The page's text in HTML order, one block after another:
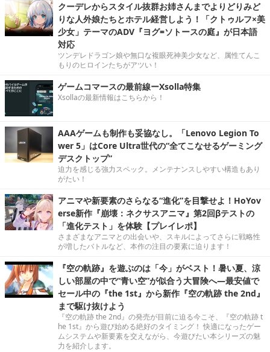
クーデレからスタイル抜群お姉さんまでよりどりみど
りな人外娘たちとホテル経営しよう！「クトゥルフ×美
少女」テーマのADV『ヨグ=ソトースの庭』が日本語
対応
ツンデレドラゴン娘や無口な複眼死神美少女など、属性てんこ
もりのヒロインたちがアツい！
ゲームコマースの最前線ーXsolla特集
Xsollaの最新情報はこちらから！
AAAゲームも制作も妥協なし。「Lenovo Legion To
wer 5」はCore Ultra世代の“全てこなせるゲーミング
デスクトップ”
迫力を感じる強力スペック。メンテナンスしやすい構造もあり
がたい！
アニマや新要素のさらなる“進化”を目撃せよ！HoYov
erse新作『崩壊：ネクサスアニマ』第2回βテストの
「進化テスト」を体験【プレイレポ】
さまざまなアニマとの出会いや、スキルによってさらに戦略性
が増したバトルなど、本作の注目の要素に迫ります！
『空の軌跡』を遊ぶのは「今」がベスト！暑い夏、涼
しい部屋の中で“青い空”が似合う大冒険へ―最安値で
セール中の『the 1st』から新作『空の軌跡 the 2nd』
まで駆け抜けよう
『空の軌跡 the 2nd』の発売が目前に迫る今こそ、『空の軌跡 t
he 1st』から遊び始める絶好のタイミング！ 快適になったゲー
ムシステムや新要素を交えながら、今遊びたい本シリーズの魅
力を紹介します。